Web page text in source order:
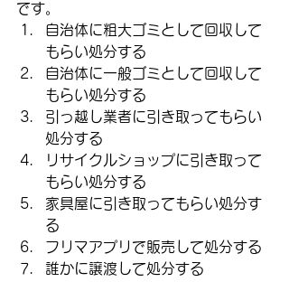
です。
自治体に粗大ゴミとして回収して
もらい処分する
自治体に一般ゴミとして回収して
もらい処分する
引っ越し業者に引き取ってもらい
処分する
リサイクルショップに引き取って
もらい処分する
家具屋に引き取ってもらい処分す
る
フリマアプリで販売して処分する
誰かに譲渡して処分する